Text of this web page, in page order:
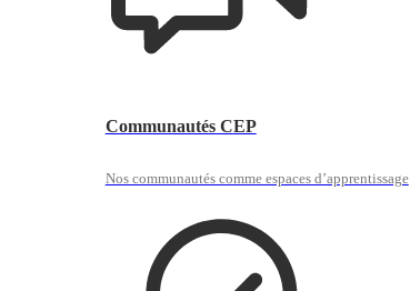
Communautés CEP
Nos communautés comme espaces d’apprentissage